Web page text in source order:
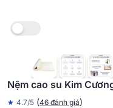
Nệm cao su Kim
★ 4.7/5 (46 đánh giá)